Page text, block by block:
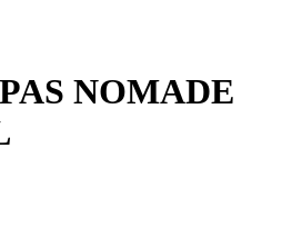
NOMADE